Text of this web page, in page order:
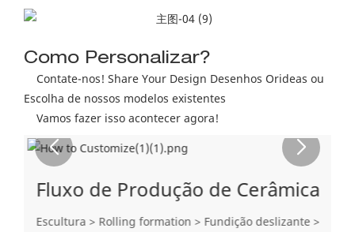
Como Personalizar?
Contate-nos! Share Your Design Desenhos Orideas ou
Escolha de nossos modelos existentes
Vamos fazer isso acontecer agora!
Fluxo de Produção de Cerâmica
Escultura > Rolling formation > Fundição deslizante >